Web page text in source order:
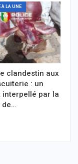
À LA UNE
clandestin aux
: un
interpellé par la
de…